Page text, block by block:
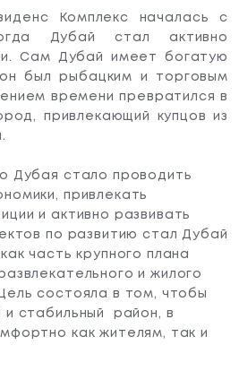
Комплекс началась с
Дубай стал активно
Сам Дубай имеет богатую
был рыбацким и торговым
времени превратился в
привлекающий купцов из
Дубая стало проводить
привлекать
и активно развивать
по развитию стал Дубай
часть крупного плана
и жилого
состояла в том, чтобы
и стабильный район, в
как жителям, так и